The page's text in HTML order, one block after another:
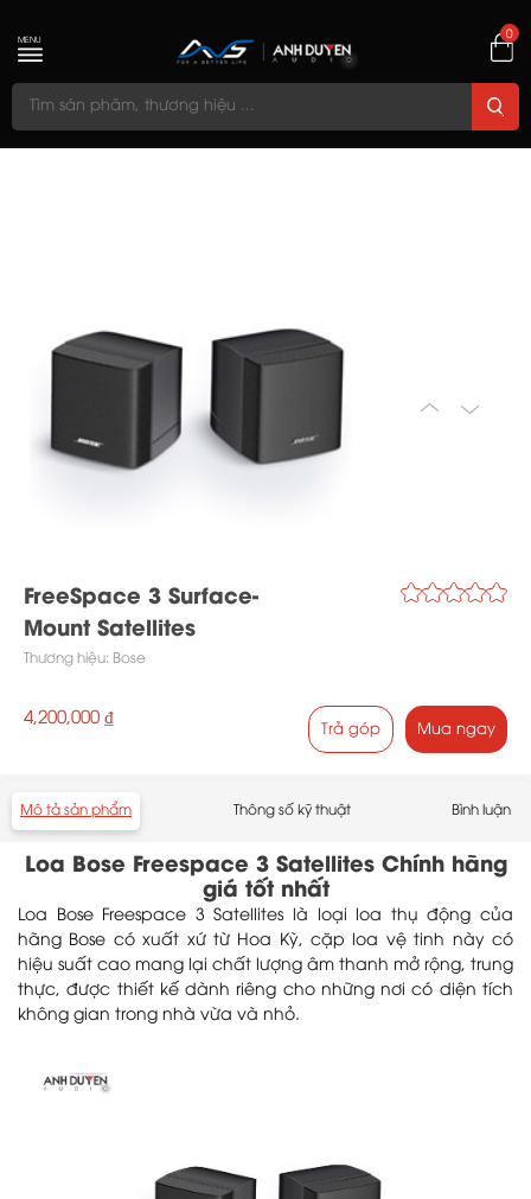
0
MENU
FreeSpace 3 Surface-
Mount Satellites
Thương hiệu: Bose
4,200,000 ₫
Trả góp Mua ngay
Mô tả sản phẩm Thông số kỹ thuật Bình luận
Loa Bose Freespace 3 Satellites Chính hãng
giá tốt nhất
Loa Bose Freespace 3 Satellites là loại loa thụ động của
hãng Bose có xuất xứ từ Hoa Kỳ, cặp loa vệ tinh này có
hiệu suất cao mang lại chất lượng âm thanh mở rộng, trung
thực, được thiết kế dành riêng cho những nơi có diện tích
không gian trong nhà vừa và nhỏ.